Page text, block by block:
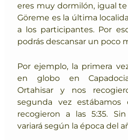
eres muy dormilón, igual
Göreme es la última
a los participantes. Por
podrás descansar un poco
Por ejemplo, la primera
en globo en
Ortahisar y nos
segunda vez
recogieron a las 5:35. S
variará según la época del